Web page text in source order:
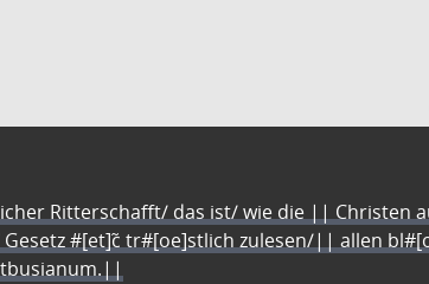
Ritterschafft/ das ist/ wie die || Christen
#[et]c̃ tr#[oe]stlich zulesen/|| allen